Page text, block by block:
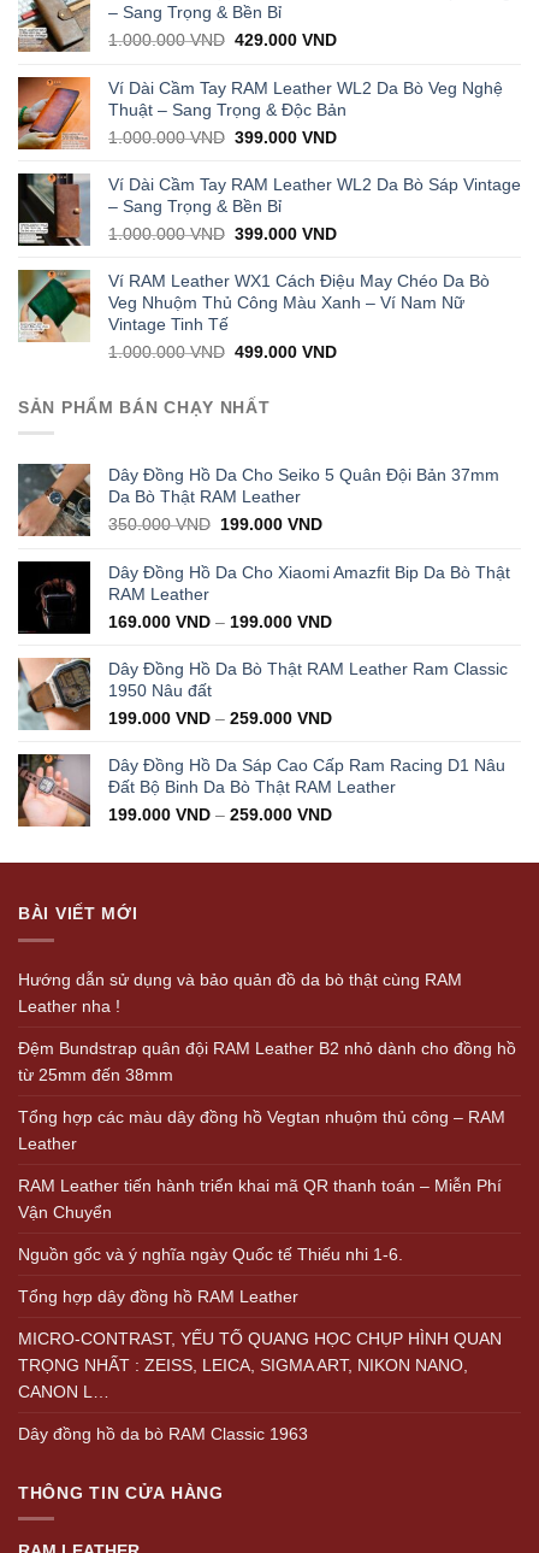
– Sang Trọng & Bền Bỉ
1.000.000VND Original
was:
1.000.000 VND.
429.000VNDCurrent
is:
429.000 VND.
Ví Dài Cầm Tay RAM Leather WL2 Da Bò Veg Nghệ
Thuật – Sang Trọng & Độc Bản
1.000.000VND Original
was:
1.000.000 VND.
399.000VNDCurrent
is:
Ví Dài Cầm Tay RAM Leather WL2 Da Bò Sáp Vintage
– Sang Trọng & Bền Bỉ
1.000.000VND Original
was:
1.000.000 VND.
399.000VNDCurrent
is:
399.000 VND.
Ví RAM Leather WX1 Cách Điệu May Chéo Da Bò
Veg Nhuộm Thủ Công Màu Xanh – Ví Nam Nữ
Vintage Tinh Tế
1.000.000VND Original
was:
1.000.000 VND.
499.000VNDCurrent
SẢN PHẨM BÁN CHẠY NHẤT
Dây Đồng Hồ Da Cho Seiko 5 Quân Đội Bản 37mm
Da Bò Thật RAM Leather
350.000VND Original
was:
199.000VNDCurrent
is:
199.000 VND.
Dây Đồng Hồ Da Cho Xiaomi Amazfit Bip Da Bò Thật
RAM Leather
169.000 VND – 199.000 VND
Dây Đồng Hồ Da Bò Thật RAM Leather Ram Classic
1950 Nâu đất
199.000 VND – 259.000 VND
Dây Đồng Hồ Da Sáp Cao Cấp Ram Racing D1 Nâu
Đất Bộ Binh Da Bò Thật RAM Leather
199.000 VND – 259.000 VND
BÀI VIẾT MỚI
Hướng dẫn sử dụng và bảo quản đồ da bò thật cùng RAM
Leather nha !
Đệm Bundstrap quân đội RAM Leather B2 nhỏ dành cho đồng hồ
từ 25mm đến 38mm
Tổng hợp các màu dây đồng hồ Vegtan nhuộm thủ công – RAM
Leather
RAM Leather tiến hành triển khai mã QR thanh toán – Miễn Phí
Vận Chuyển
Nguồn gốc và ý nghĩa ngày Quốc tế Thiếu nhi 1-6.
Tổng hợp dây đồng hồ RAM Leather
MICRO-CONTRAST, YẾU TỐ QUANG HỌC CHỤP HÌNH QUAN
TRỌNG NHẤT : ZEISS, LEICA, SIGMA ART, NIKON NANO,
CANON L…
Dây đồng hồ da bò RAM Classic 1963
THÔNG TIN CỬA HÀNG